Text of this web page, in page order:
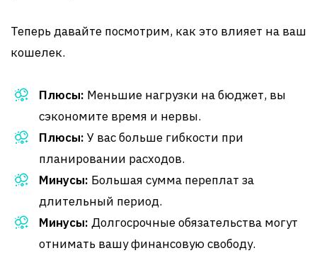
Теперь давайте посмотрим, как это влияет на ваш
кошелек.
Плюсы: Меньшие нагрузки на бюджет, вы
сэкономите время и нервы.
Плюсы: У вас больше гибкости при
планировании расходов.
Минусы: Большая сумма переплат за
длительный период.
Минусы: Долгосрочные обязательства могут
отнимать вашу финансовую свободу.